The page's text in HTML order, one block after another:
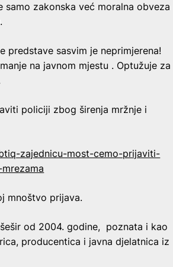
zakonska već moralna obveza
predstave sasvim je neprimjerena!
na javnom mjestu . Optužuje za
policiji zbog širenja mržnje i
zajednicu-most-cemo-prijaviti-
mnoštvo prijava.
od 2004. godine, poznata i kao
producentica i javna djelatnica iz